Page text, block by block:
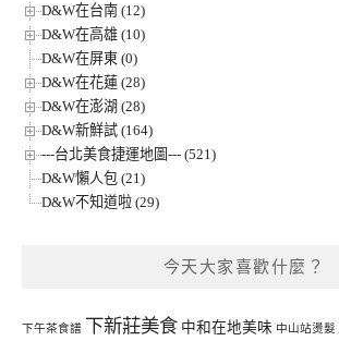
D&W在台南 (12)
D&W在高雄 (10)
D&W在屏東 (0)
D&W在花蓮 (28)
D&W在澎湖 (28)
D&W新鮮試 (164)
---台北美食捷運地圖--- (521)
D&W懶人包 (21)
D&W不知道啦 (29)
今天大家喜歡什麼？
下午茶食譜 下新莊美食 中和在地美味 中山站燙髮